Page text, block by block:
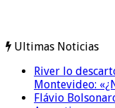
Ultimas Noticias
River lo
Montevideo:
Flávio